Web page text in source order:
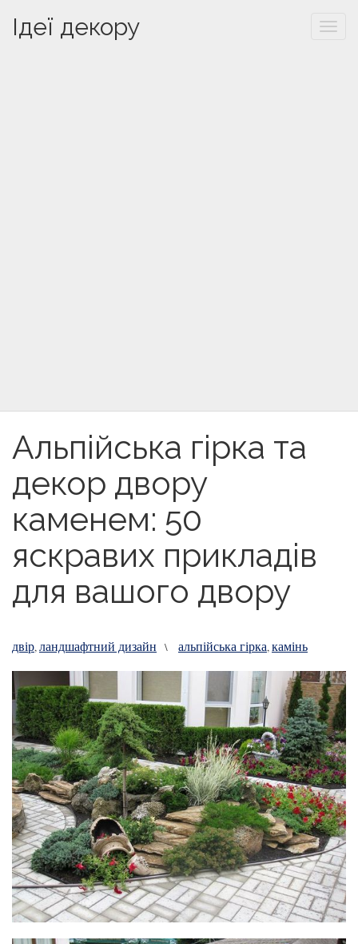
Ідеї декору
Альпійська гірка та
декор двору
каменем: 50
яскравих прикладів
для вашого двору
двір,ландшафтний дизайн \ альпійська гірка,камінь